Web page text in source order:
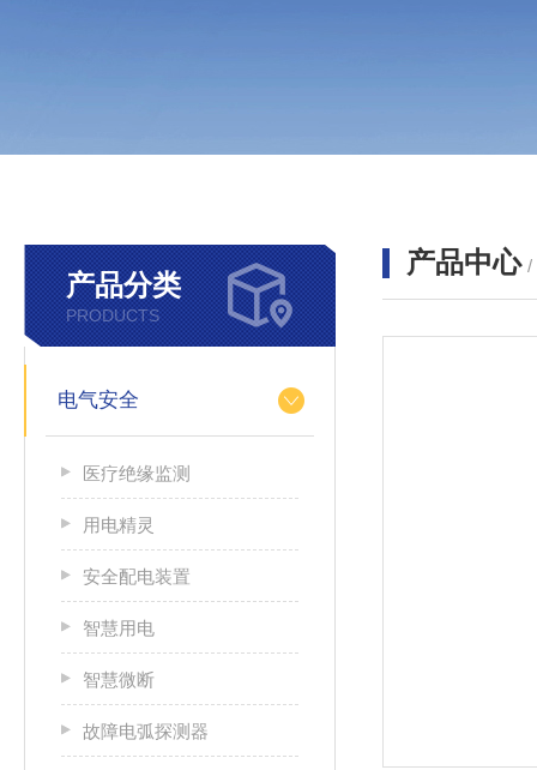
产品分类
PRODUCTS
电气安全
医疗绝缘监测
用电精灵
安全配电装置
智慧用电
智慧微断
故障电弧探测器
产品中心 /